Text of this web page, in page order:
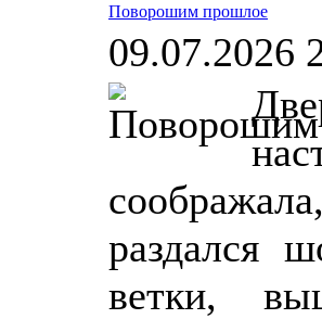
Поворошим прошлое
09.07.2026
раздался
ветки,